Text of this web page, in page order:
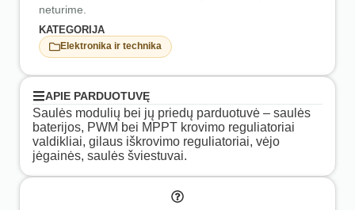
neturime.
KATEGORIJA
Elektronika ir technika
APIE PARDUOTUVĘ
Saulės modulių bei jų priedų parduotuvė – saulės
baterijos, PWM bei MPPT krovimo reguliatoriai
valdikliai, gilaus iškrovimo reguliatoriai, vėjo
jėgainės, saulės šviestuvai.